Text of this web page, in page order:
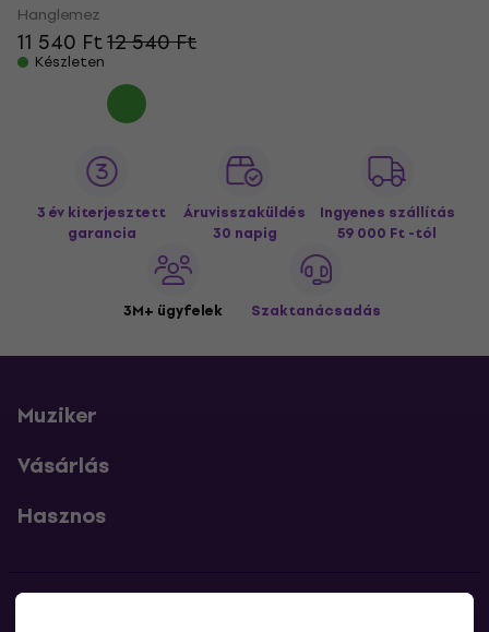
Hanglemez
11 540 Ft12 540 Ft
Készleten
3 év kiterjesztett
garancia
Áruvisszaküldés
30 napig
Ingyenes szállítás
59 000 Ft -tól
3M+ ügyfelek Szaktanácsadás
Muziker
Vásárlás
Hasznos